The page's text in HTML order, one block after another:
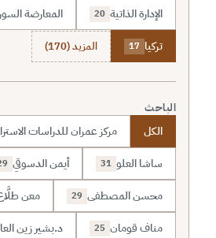
الإدارة الذاتية 20 المعارضة
تركيا 17 المزيد (170)
الباحث
الكل مركز عمران للدراسات
ساشا العلو 31 أيمن الدسوقي
محسن المصطفى 29 معن
مناف قومان 25 د.بشير زين